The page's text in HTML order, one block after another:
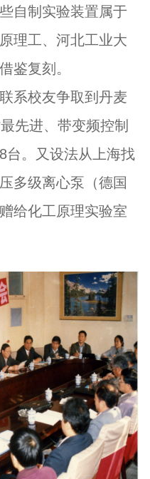
自制实验装置属于
理工、河北工业大
鉴复刻。
系校友争取到丹麦
先进、带变频控制
台。又设法从上海找
多级离心泵（德国
给化工原理实验室